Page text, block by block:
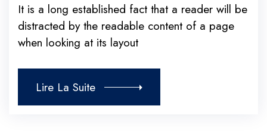
It is a long established fact that a reader will be
distracted by the readable content of a page
when looking at its layout
Lire La Suite